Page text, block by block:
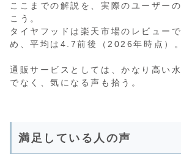
ここまでの解説を、実際のユーザー
こう。
タイヤフッドは楽天市場のレビュー
め、平均は4.7前後（2026年時点）。
通販サービスとしては、かなり高い
でなく、気になる声も拾う。
満足している人の声